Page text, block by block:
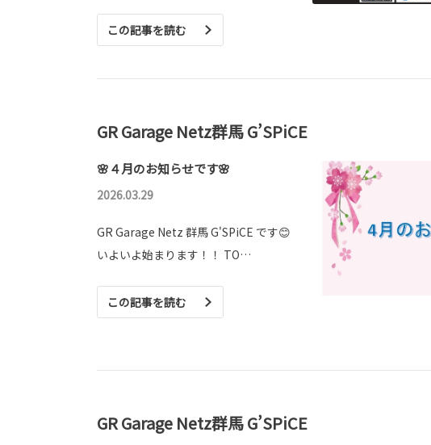
この記事を読む
GR Garage Netz群馬 G’SPiCE
🌸４月のお知らせです🌸
2026.03.29
GR Garage Netz 群馬 G'SPiCE です😊
いよいよ始まります！！ TO…
この記事を読む
GR Garage Netz群馬 G’SPiCE